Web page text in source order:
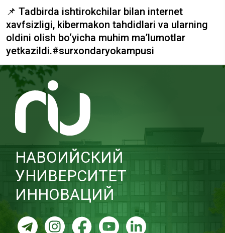
📌 Tadbirda ishtirokchilar bilan internet
xavfsizligi, kibermakon tahdidlari va ularning
oldini olish bo‘yicha muhim ma’lumotlar
yetkazildi.#surxondaryokampusi
НАВОИЙСКИЙ
УНИВЕРСИТЕТ
ИННОВАЦИЙ